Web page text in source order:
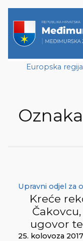
Europska
Upravni odjel za
Kreće
ugovor
25. kolovoza